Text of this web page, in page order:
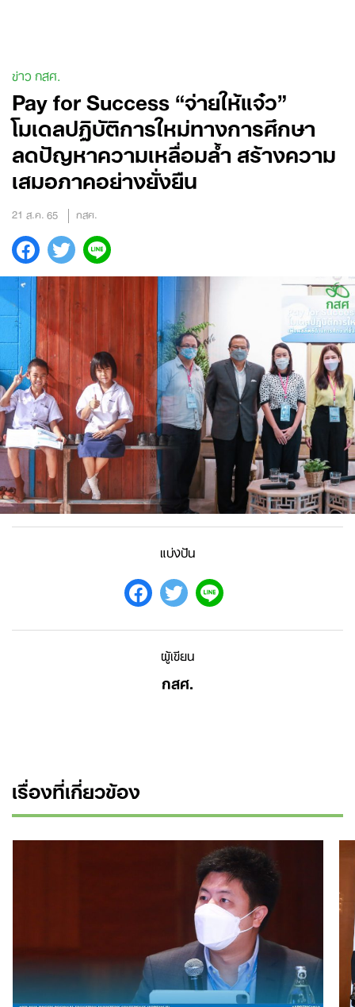
ข่าว กสศ.
Pay for Success “จ่ายให้แจ๋ว”
โมเดลปฏิบัติการใหม่ทางการศึกษา
ลดปัญหาความเหลื่อมล้ำ สร้างความ
เสมอภาคอย่างยั่งยืน
21 ส.ค. 65 กสศ.
แบ่งปัน
ผู้เขียน
กสศ.
เรื่องที่เกี่ยวข้อง